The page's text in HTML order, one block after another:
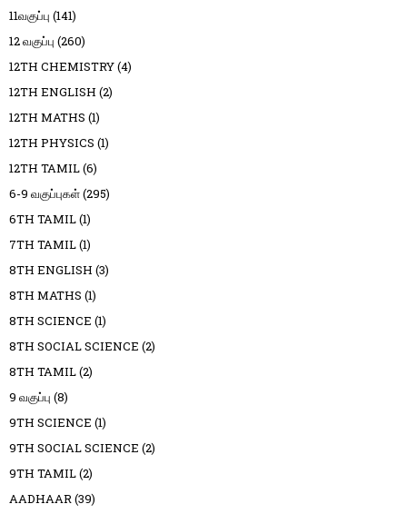
11வகுப்பு (141)
12 வகுப்பு (260)
12TH CHEMISTRY(4)
12TH ENGLISH (2)
12TH MATHS (1)
12TH PHYSICS (1)
12TH TAMIL(6)
6-9 வகுப்புகள்(295)
6TH TAMIL(1)
7TH TAMIL(1)
8TH ENGLISH (3)
8TH MATHS (1)
8TH SCIENCE (1)
8TH SOCIAL SCIENCE (2)
8TH TAMIL(2)
9 வகுப்பு (8)
9TH SCIENCE (1)
9TH SOCIAL SCIENCE (2)
9TH TAMIL(2)
AADHAAR(39)